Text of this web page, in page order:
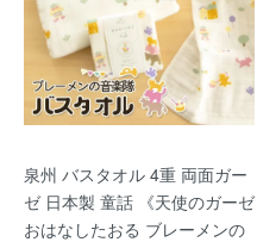
泉州 バスタオル 4重 両面ガー
ゼ 日本製 童話 《天使のガーゼ
おはなしたおる ブレーメンの